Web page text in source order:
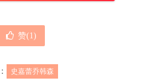
有在做社群观察的名人团队可能
在争取内容中将人工智能纳入重
赞(1)
史嘉蕾乔韩森